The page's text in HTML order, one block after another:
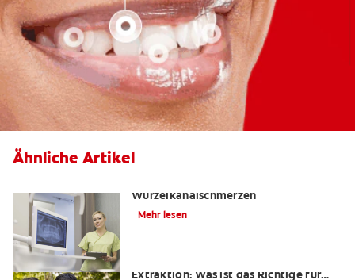
Ähnliche Artikel
Wurzelkanalschmerzen
Mehr lesen
Extraktion: Was ist das Richtige für